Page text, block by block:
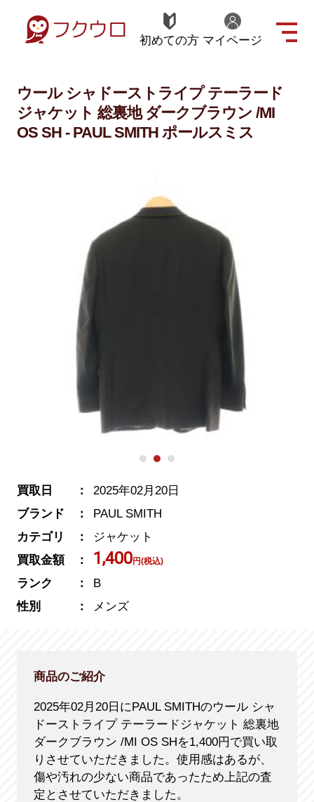
初めての方 マイページ
ウール シャドーストライプ テーラード
ジャケット 総裏地 ダークブラウン /MI
OS SH - PAUL SMITH ポールスミス
買取日
2025年02月20日
ブランド
PAUL SMITH
カテゴリ
ジャケット
買取金額
1,400円(税込)
ランク
B
性別
メンズ
商品のご紹介
2025年02月20日にPAUL SMITHのウール シャ
ドーストライプ テーラードジャケット 総裏地
ダークブラウン /MI OS SHを1,400円で買い取
りさせていただきました。使用感はあるが、
傷や汚れの少ない商品であったため上記の査
定とさせていただきました。